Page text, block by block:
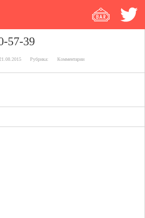
57-39
Рубрика: Комментарии